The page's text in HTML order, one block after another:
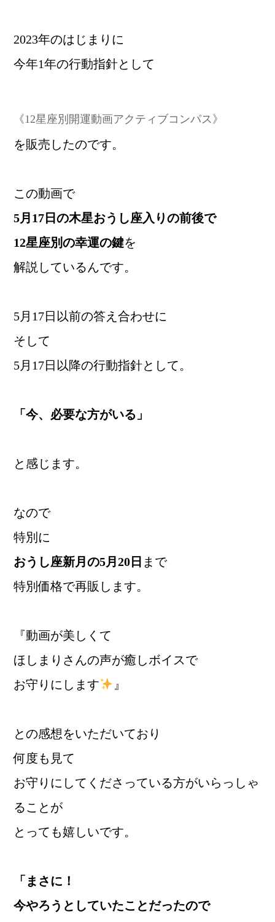
2023年のはじまりに
今年1年の行動指針として
《12星座別開運動画アクティブコンパス》
を販売したのです。
この動画で
5月17日の木星おうし座入りの前後で
12星座別の幸運の鍵を
解説しているんです。
5月17日以前の答え合わせに
そして
5月17日以降の行動指針として。
「今、必要な方がいる」
と感じます。
なので
特別に
おうし座新月の5月20日 まで
特別価格で再販します。
『動画が美しくて
ほしまりさんの声が癒しボイスで
お守りにします
』
との感想をいただいており
何度も見て
お守りにしてくださっている方がいらっしゃ
ることが
とっても嬉しいです。
「まさに！
今やろうとしていたことだったので